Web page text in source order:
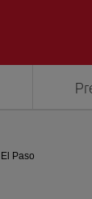
Paso